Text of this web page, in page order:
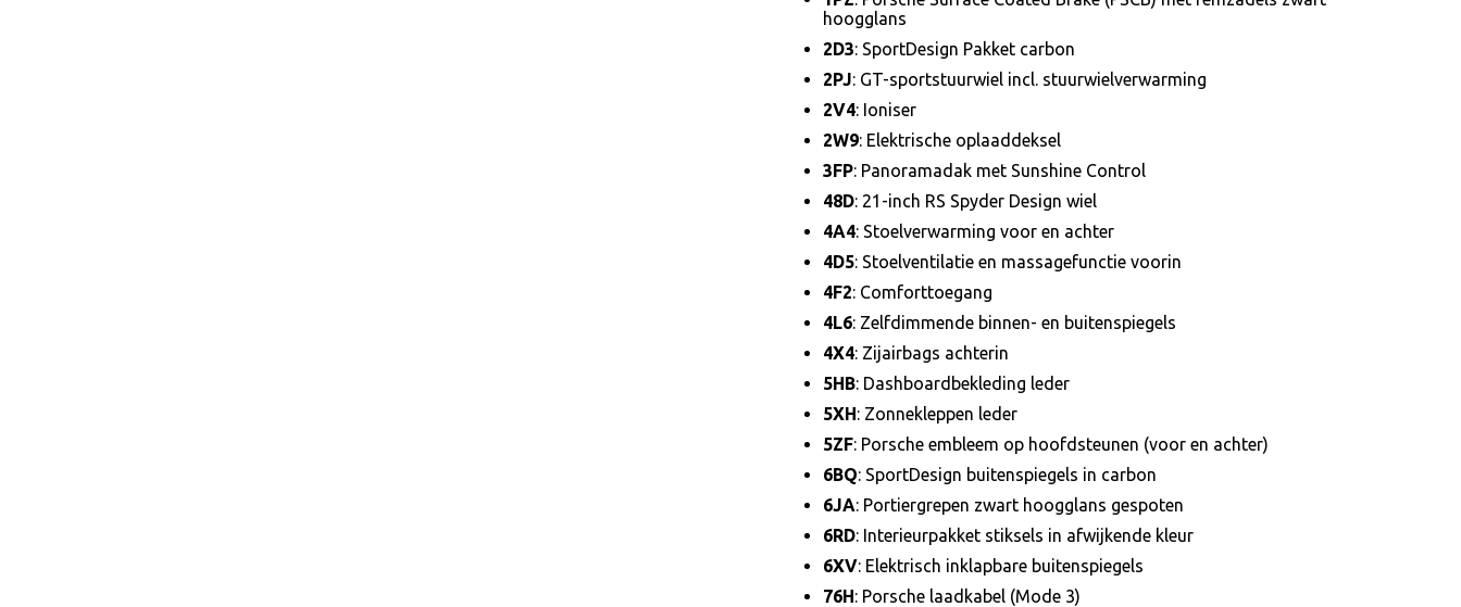
hoogglans
2D3: SportDesign Pakket carbon
2PJ: GT-sportstuurwiel incl. stuurwielverwarming
2V4: Ioniser
2W9: Elektrische oplaaddeksel
3FP: Panoramadak met Sunshine Control
48D: 21-inch RS Spyder Design wiel
4A4: Stoelverwarming voor en achter
4D5: Stoelventilatie en massagefunctie voorin
4F2: Comforttoegang
4L6: Zelfdimmende binnen- en buitenspiegels
4X4: Zijairbags achterin
5HB: Dashboardbekleding leder
5XH: Zonnekleppen leder
5ZF: Porsche embleem op hoofdsteunen (voor en achter)
6BQ: SportDesign buitenspiegels in carbon
6JA: Portiergrepen zwart hoogglans gespoten
6RD: Interieurpakket stiksels in afwijkende kleur
6XV: Elektrisch inklapbare buitenspiegels
76H: Porsche laadkabel (Mode 3)